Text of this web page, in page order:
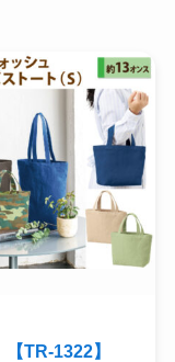
【TR-1322】